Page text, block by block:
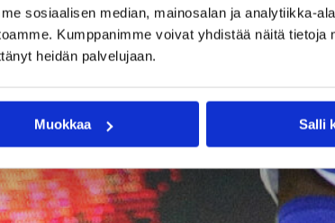
sosiaalisen median, mainosalan ja analytiikka-
Kumppanimme voivat yhdistää näitä tietoja
heidän palvelujaan.
Muokkaa Salli